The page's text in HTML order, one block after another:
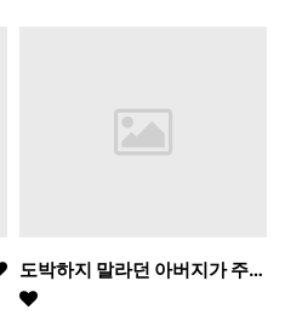
도박하지 말라던 아버지가 주…